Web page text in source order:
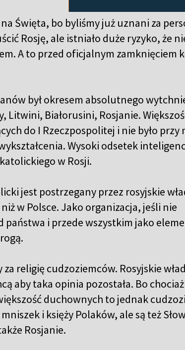
Święta, bo byliśmy już uznani za
Rosję, ale istniało duże ryzyko, że
A to przed oficjalnym zamknięciem
był okresem absolutnego
Białorusini, Rosjanie.
do I Rzeczpospolitej i nie było przy
Wysoki odsetek
w Rosji.
jest postrzegany przez rosyjskie
w Polsce. Jako organizacja, jeśli nie
państwa i przede wszystkim jako
religię cudzoziemców. Rosyjskie
aby taka opinia pozostała. Bo
duchownych to jednak
i księży Polaków, ale są też
Rosjanie.